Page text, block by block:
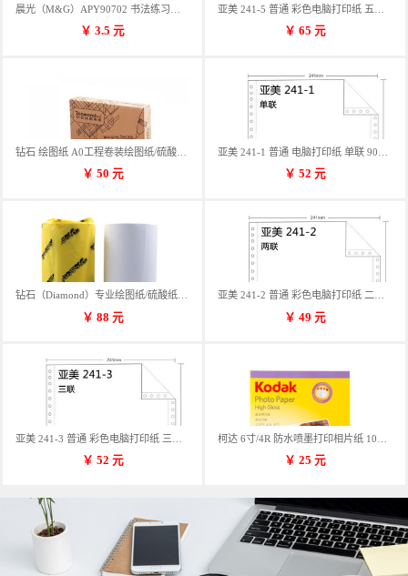
￥ 3.5元 ￥ 65元
钻石 绘图纸 A0工程卷装绘图纸/硫酸纸 50m卷装 914*50MM/卷
￥ 50 元 ￥ 52元
钻石（Diamond）专业绘图纸/硫酸纸 临摹纸 73g A4 297mm*70m 单卷装
￥ 88 元
亚美 241-2 普通 彩色电脑打印纸 二联 900张/箱 蓝包装 三等份
￥ 49元
￥ 52 元 ￥ 25元